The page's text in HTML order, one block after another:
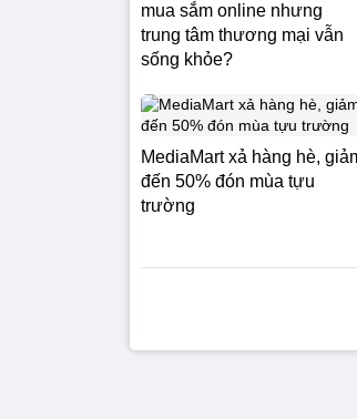
mua sắm online nhưng
trung tâm thương mại vẫn
sống khỏe?
MediaMart xả hàng hè,
đến 50% đón mùa tựu
trường